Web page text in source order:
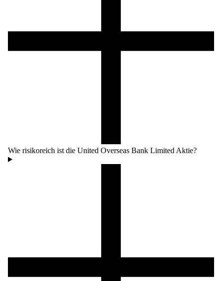
Wie risikoreich ist die United Overseas Bank Limited Aktie?